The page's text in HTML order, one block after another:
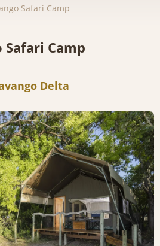
Safari Camp
Safari Camp
Delta